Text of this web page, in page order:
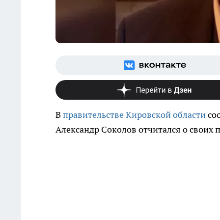
В правительстве Кировской области
Александр Соколов отчитался о своих